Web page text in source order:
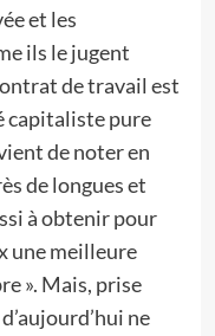
et les
ils le jugent
de travail est
capitaliste pure
de noter en
de longues et
à obtenir pour
une meilleure
». Mais, prise
ne